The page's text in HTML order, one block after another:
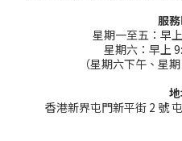
服
星期一至五：早
星期六：早上
（星期六下午、星
香港新界屯門新平街 2 號